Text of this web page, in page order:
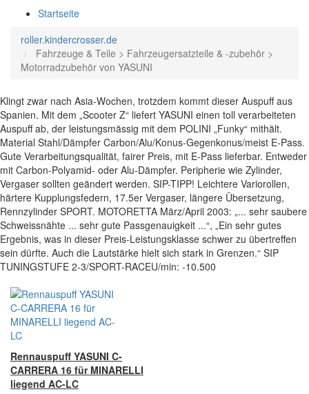
Startseite
roller.kindercrosser.de
Fahrzeuge & Teile > Fahrzeugersatzteile & -zubehör >
Motorradzubehör von YASUNI
Klingt zwar nach Asia-Wochen, trotzdem kommt dieser Auspuff aus
Spanien. Mit dem „Scooter Z“ liefert YASUNI einen toll verarbeiteten
Auspuff ab, der leistungsmässig mit dem POLINI „Funky“ mithält.
Material Stahl/Dämpfer Carbon/Alu/Konus-Gegenkonus/meist E-Pass.
Gute Verarbeitungsqualität, fairer Preis, mit E-Pass lieferbar. Entweder
mit Carbon-Polyamid- oder Alu-Dämpfer. Peripherie wie Zylinder,
Vergaser sollten geändert werden. SIP-TIPP! Leichtere Variorollen,
härtere Kupplungsfedern, 17.5er Vergaser, längere Übersetzung,
Rennzylinder SPORT. MOTORETTA März/April 2003: „... sehr saubere
Schweissnähte ... sehr gute Passgenauigkeit ...“, „Ein sehr gutes
Ergebnis, was in dieser Preis-Leistungsklasse schwer zu übertreffen
sein dürfte. Auch die Lautstärke hielt sich stark in Grenzen.“ SIP
TUNINGSTUFE 2-3/SPORT-RACEU/min: -10.500
Rennauspuff YASUNI C-
CARRERA 16 für MINARELLI
liegend AC-LC